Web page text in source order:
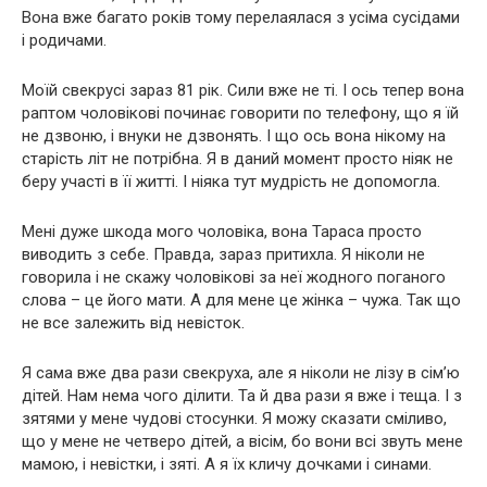
Вона вже багато років тому перелаялася з усіма сусідами
і родичами.
Моїй свекрусі зараз 81 рік. Сили вже не ті. І ось тепер вона
раптом чоловікові починає говорити по телефону, що я їй
не дзвоню, і внуки не дзвонять. І що ось вона нікому на
старість літ не потрібна. Я в даний момент просто ніяк не
беру участі в її житті. І ніяка тут мудрість не допомогла.
Мені дуже шкода мого чоловіка, вона Тараса просто
виводить з себе. Правда, зараз притихла. Я ніколи не
говорила і не скажу чоловікові за неї жодного поганого
слова – це його мати. А для мене це жінка – чужа. Так що
не все залежить від невісток.
Я сама вже два рази свекруха, але я ніколи не лізу в сім’ю
дітей. Нам нема чого ділити. Та й два рази я вже і теща. І з
зятями у мене чудові стосунки. Я можу сказати сміливо,
що у мене не четверо дітей, а вісім, бо вони всі звуть мене
мамою, і невістки, і зяті. А я їх кличу дочками і синами.